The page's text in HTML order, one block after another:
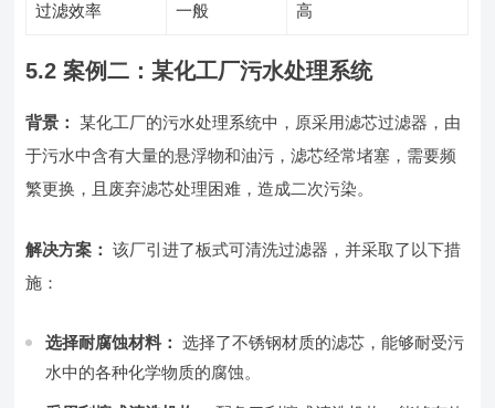
过滤效率 一般 高
5.2 案例二：某化工厂污水处理系统
背景： 某化工厂的污水处理系统中，原采用滤芯过滤器，由
于污水中含有大量的悬浮物和油污，滤芯经常堵塞，需要频
繁更换，且废弃滤芯处理困难，造成二次污染。
解决方案： 该厂引进了板式可清洗过滤器，并采取了以下措
施：
选择耐腐蚀材料： 选择了不锈钢材质的滤芯，能够耐受污
水中的各种化学物质的腐蚀。